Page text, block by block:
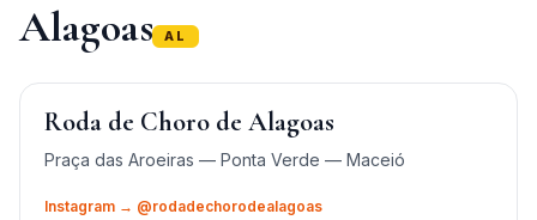
Alagoas AL
Roda de Choro de Alagoas
Praça das Aroeiras — Ponta Verde — Maceió
Instagram → @rodadechorodealagoas